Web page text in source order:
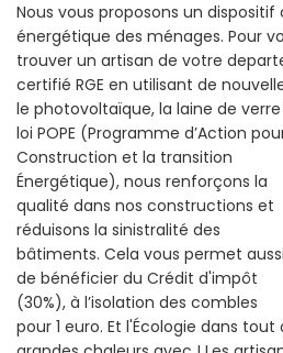
Nous vous proposons un
énergétique des ménages. Pour
trouver un artisan de votre
certifié RGE en utilisant de
le photovoltaïque, la laine de
loi POPE (Programme d’Action
Construction et la transition
Énergétique), nous renforçons la
qualité dans nos constructions et
réduisons la sinistralité des
bâtiments. Cela vous permet aussi
de bénéficier du Crédit d'impôt
(30%), à l’isolation des combles
pour 1 euro. Et l'Écologie dans tout